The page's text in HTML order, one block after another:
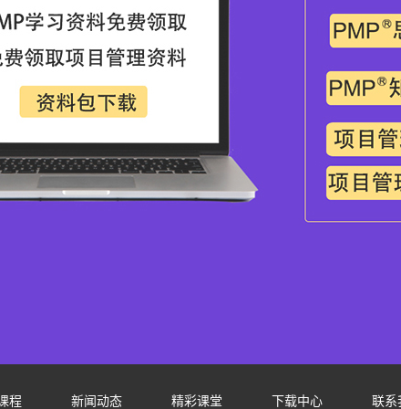
程 新闻动态 精彩课堂 下载中心 联系